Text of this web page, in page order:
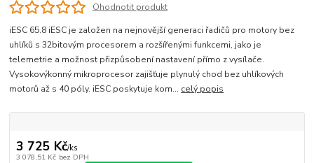
Ohodnotit produkt
iESC 65.8 iESC je založen na nejnovější generaci řadičů pro motory bez
uhlíků s 32bitovým procesorem a rozšířenými funkcemi, jako je
telemetrie a možnost přizpůsobení nastavení přímo z vysílače.
Vysokovýkonný mikroprocesor zajišťuje plynulý chod bez uhlíkových
motorů až s 40 póly. iESC poskytuje kom... celý popis
3 725 Kč/ks
3 078,51 Kč bez DPH